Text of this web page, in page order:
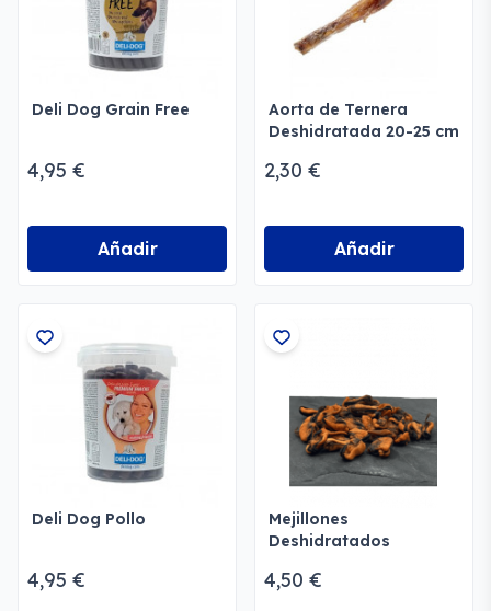
Deli Dog Grain Free
4,95 €
Añadir
Aorta de Ternera
Deshidratada 20-25 cm
2,30 €
Añadir
Deli Dog Pollo
4,95 €
Mejillones
Deshidratados
4,50 €